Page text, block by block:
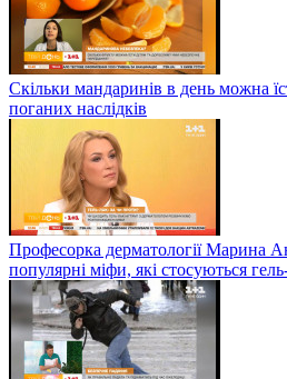
Скільки мандаринів в день можна
поганих наслідків
Професорка дерматології Марина
популярні міфи, які стосуються